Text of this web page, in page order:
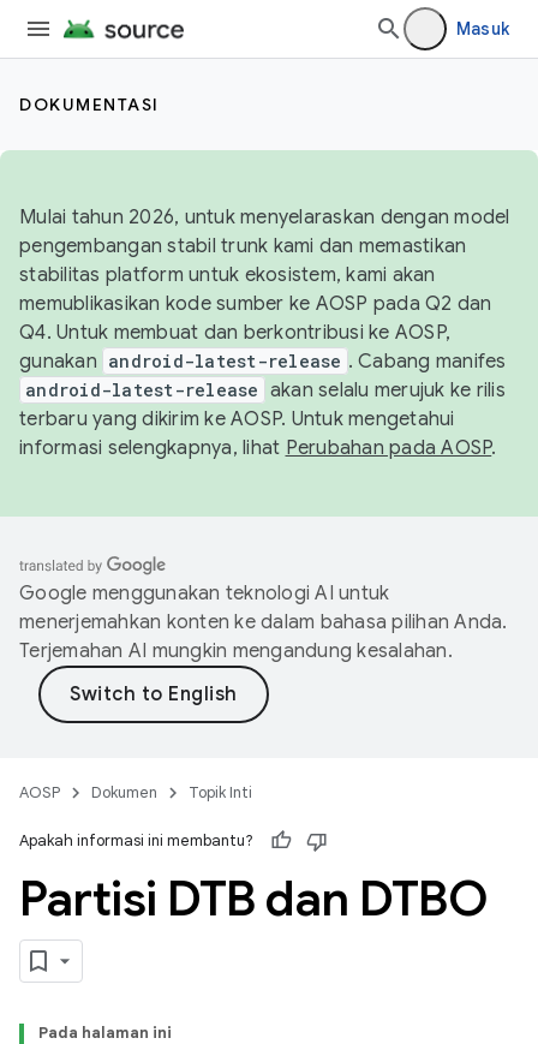
Masuk
DOKUMENTASI
Mulai tahun 2026, untuk menyelaraskan dengan model
pengembangan stabil trunk kami dan memastikan
stabilitas platform untuk ekosistem, kami akan
memublikasikan kode sumber ke AOSP pada Q2 dan
Q4. Untuk membuat dan berkontribusi ke AOSP,
gunakan android-latest-release . Cabang manifes
android-latest-release akan selalu merujuk ke rilis
terbaru yang dikirim ke AOSP. Untuk mengetahui
informasi selengkapnya, lihat Perubahan pada AOSP.
Google menggunakan teknologi AI untuk
menerjemahkan konten ke dalam bahasa pilihan Anda.
Terjemahan AI mungkin mengandung kesalahan.
AOSP Dokumen Topik Inti
Apakah informasi ini membantu?
Partisi DTB dan DTBO
Pada halaman ini